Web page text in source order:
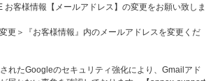
お客様情報【メールアドレス】の変更をお願い致しま
更＞『お客様情報』内のメールアドレスを変更くだ
れたGoogleのセキュリティ強化により、Gmailアド